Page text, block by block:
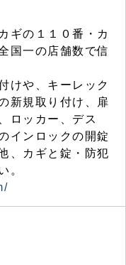
ギの１１０番・カ
国一の店舗数で信
けや、キーレック
新規取り付け、扉
ロッカー、デス
インロックの開錠
、カギと錠・防犯
。